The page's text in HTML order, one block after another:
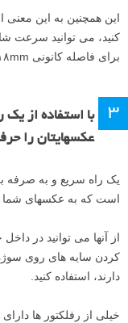
این همچنین به این
کنید، می توانید سرعت
برای فاصله کانونی ۱۸mm سرعت ۱/۲۰ ثانیه را انتخاب کنید.
۳
عکسهایتان را
یک راه سریع و به صرفه
است که به عکسهای
از آنها می توانید در
کردن سایه های روی
دارند، استفاده کنید.
خیلی از رفلکتور ها